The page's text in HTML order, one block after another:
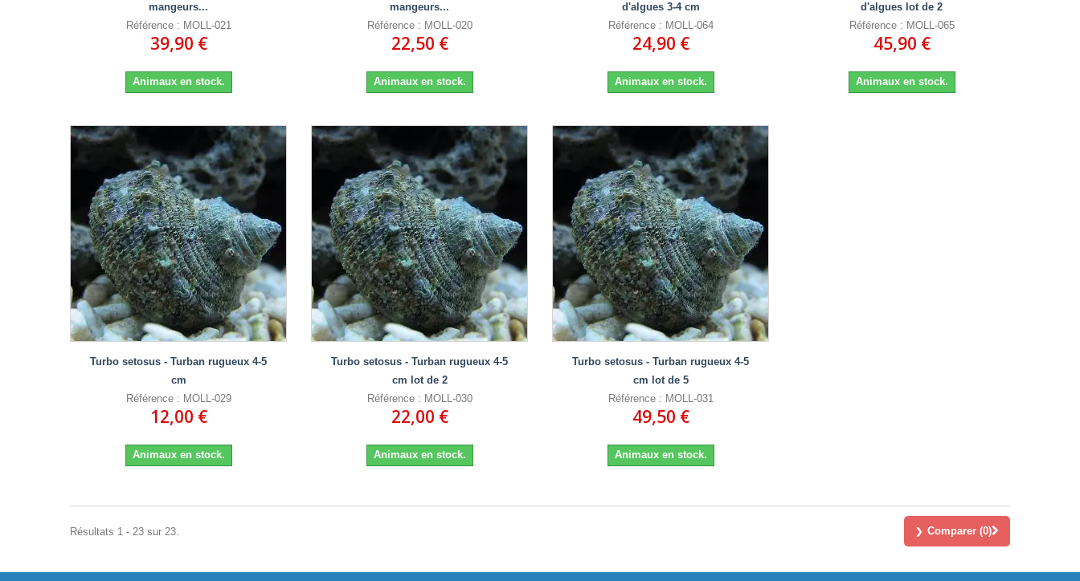
mangeurs...
Référence : MOLL-021
39,90 €
Animaux en stock.
mangeurs...
Référence : MOLL-020
22,50 €
Animaux en stock.
d'algues 3-4 cm
Référence : MOLL-064
24,90 €
Animaux en stock.
d'algues lot de 2
Référence : MOLL-065
45,90 €
Animaux en stock.
Turbo setosus - Turban rugueux 4-5
cm
Référence : MOLL-029
12,00 €
Animaux en stock.
Turbo setosus - Turban rugueux 4-5
cm lot de 2
Référence : MOLL-030
22,00 €
Animaux en stock.
Turbo setosus - Turban rugueux 4-5
cm lot de 5
Référence : MOLL-031
49,50 €
Animaux en stock.
Comparer (0)
Résultats 1 - 23 sur 23.